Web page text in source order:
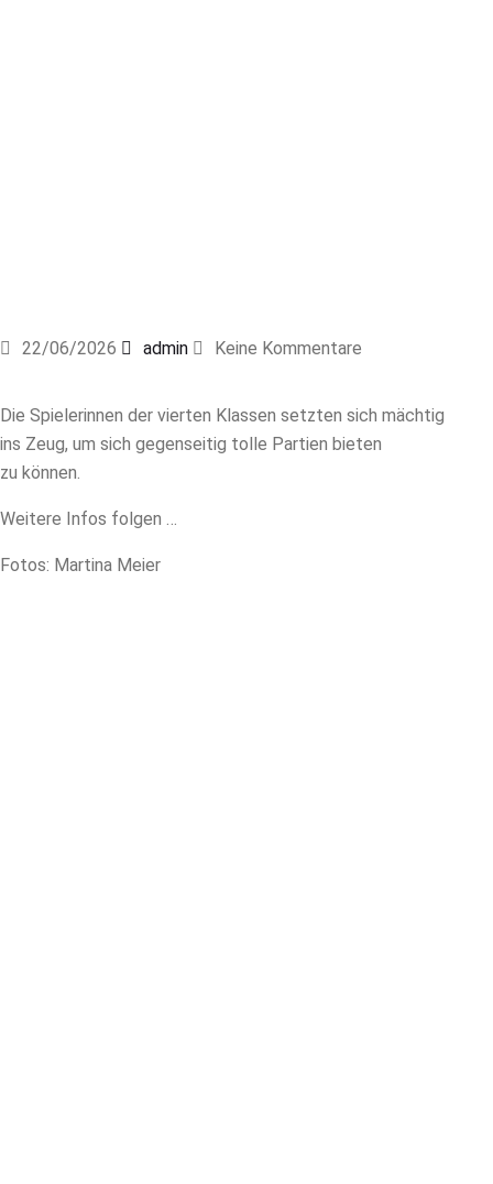
22/06/2026 admin Keine Kommentare
Die Spielerinnen der vierten Klassen setzten sich mächtig
ins Zeug, um sich gegenseitig tolle Partien bieten
zu können.
Weitere Infos folgen …
Fotos: Martina Meier